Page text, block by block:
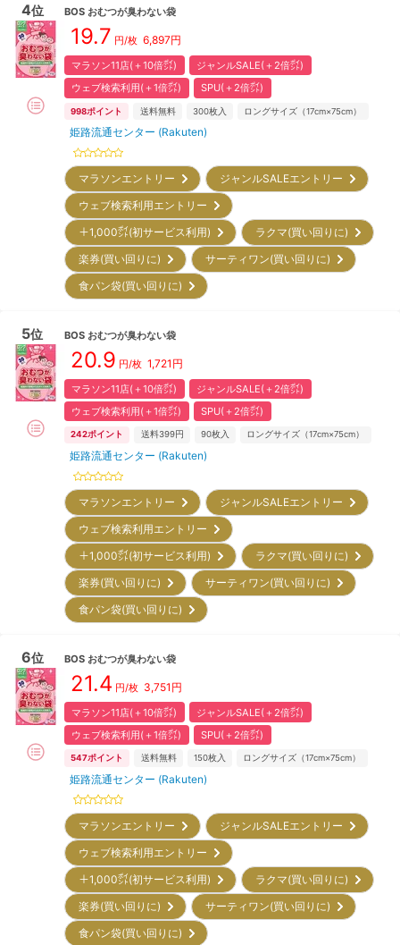
4位 BOS おむつが臭わない袋
19.7 円/枚 6,897円
マラソン11店(＋10倍㌽)
ジャンルSALE(＋2倍㌽)
ウェブ検索利用(＋1倍㌽)
SPU(＋2倍㌽)
998ポイント 送料無料 300枚入 ロングサイズ（17cm×75cm）
姫路流通センター (Rakuten)
マラソンエントリー
ジャンルSALEエントリー
ウェブ検索利用エントリー
＋1,000㌽(初サービス利用)
ラクマ(買い回りに)
楽券(買い回りに)
サーティワン(買い回りに)
食パン袋(買い回りに)
5位 BOS おむつが臭わない袋
20.9 円/枚 1,721 円
マラソン11店(＋10倍㌽)
ジャンルSALE(＋2倍㌽)
ウェブ検索利用(＋1倍㌽)
SPU(＋2倍㌽)
242ポイント 送料399円 90枚入 ロングサイズ（17cm×75cm）
姫路流通センター (Rakuten)
マラソンエントリー
ジャンルSALEエントリー
ウェブ検索利用エントリー
＋1,000㌽(初サービス利用)
ラクマ(買い回りに)
楽券(買い回りに)
サーティワン(買い回りに)
食パン袋(買い回りに)
6位 BOS おむつが臭わない袋
21.4 円/枚 3,751 円
マラソン11店(＋10倍㌽)
ジャンルSALE(＋2倍㌽)
ウェブ検索利用(＋1倍㌽)
SPU(＋2倍㌽)
547ポイント 送料無料 150枚入 ロングサイズ（17cm×75cm）
姫路流通センター (Rakuten)
マラソンエントリー
ジャンルSALEエントリー
ウェブ検索利用エントリー
＋1,000㌽(初サービス利用)
ラクマ(買い回りに)
楽券(買い回りに)
サーティワン(買い回りに)
食パン袋(買い回りに)